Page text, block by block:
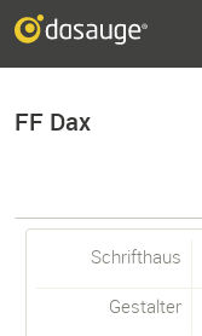
FF Dax
Schrifthaus
Gestalter